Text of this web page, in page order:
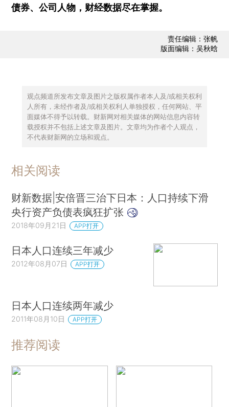
债券、公司人物，财经数据尽在掌握。
责任编辑：张帆
版面编辑：吴秋晗
观点频道所发布文章及图片之版权属作者本人及/或相关权利
人所有，未经作者及/或相关权利人单独授权，任何网站、平
面媒体不得予以转载。财新网对相关媒体的网站信息内容转
载授权并不包括上述文章及图片。文章均为作者个人观点，
不代表财新网的立场和观点。
相关阅读
财新数据|安倍晋三治下日本：人口持续下滑
央行资产负债表疯狂扩张
2018年09月21日 APP打开
日本人口连续三年减少
2012年08月07日 APP打开
日本人口连续两年减少
2011年08月10日 APP打开
推荐阅读